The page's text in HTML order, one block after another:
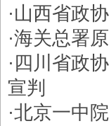
·山西省政
·海关总署
· 四川省政
宣判
·北京一中